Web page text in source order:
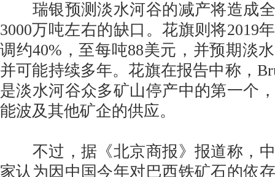
瑞银预测淡水河谷的减产将造成全
3000万吨左右的缺口。花旗则将2019
调约40%，至每吨88美元，并预期淡
并可能持续多年。花旗在报告中称，
是淡水河谷众多矿山停产中的第一个
能波及其他矿企的供应。
不过，据《北京商报》报道称，中
家认为因中国今年对巴西铁矿石的依